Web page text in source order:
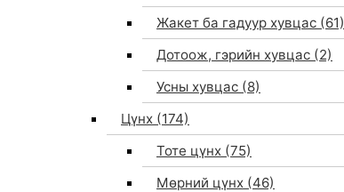
Жакет ба гадуур хувцас (61)
Дотоож, гэрийн хувцас (2)
Усны хувцас (8)
Цүнх (174)
Тоте цүнх (75)
Мөрний цүнх (46)